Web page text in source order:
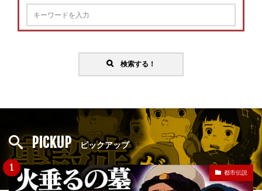
検索する！
PICKUP ピックアップ
都市伝説